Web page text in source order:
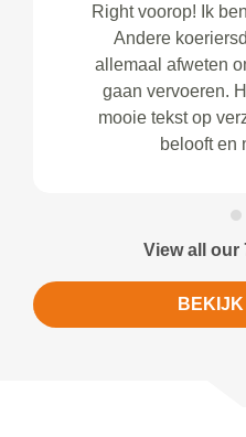
Right voorop! Ik
Andere
allemaal afweten
gaan vervoeren.
mooie tekst op
belooft en
View all our